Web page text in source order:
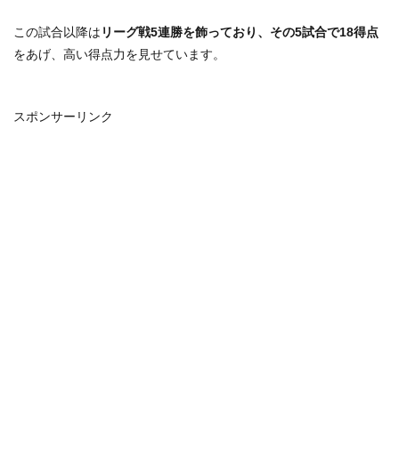
この試合以降は リーグ戦5連勝を飾っており、その5試合で18得点
をあげ、高い得点力を見せています。
スポンサーリンク